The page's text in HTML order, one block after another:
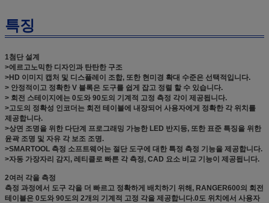
특징
1첨단 설계
>에르고노믹한 디자인과 탄탄한 구조
>HD 이미지 캡처 및 디스플레이 조합, 또한 현미경 확대 수준은 선택적입니다.
> 안정적이고 정확한 V 블록은 도구를 쉽게 잡고 정렬 할 수 있습니다.
> 회전 스테이지에는 0도와 90도의 기계적 고정 측정 각이 제공됩니다.
>고도의 정확성 인코더는 회전 테이블에 내장되어 사용자에게 정확한 각 위치를
제공합니다.
>상면 조명을 위한 다단계 프로그래밍 가능한 LED 반지등, 또한 표준 특징을 위한
윤곽 조명 및 자유 각 보조 조명.
>SMARTOOL 측정 소프트웨어는 절단 도구에 대한 특정 측정 기능을 제공합니다.
>자동 가장자리 감지, 레티클로 빠른 각 측정, CAD 요소 비교 기능이 제공됩니다.
2여러 각을 측정
측정 과정에서 도구 각을 더 빠르고 정확하게 배치하기 위해, RANGER600의 회전
테이블은 0도와 90도의 2개의 기계적 고정 각을 제공합니다.0도 위치에서 사용자